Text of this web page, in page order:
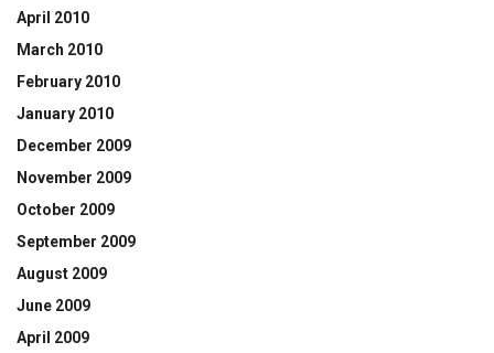
April 2010
March 2010
February 2010
January 2010
December 2009
November 2009
October 2009
September 2009
August 2009
June 2009
April 2009